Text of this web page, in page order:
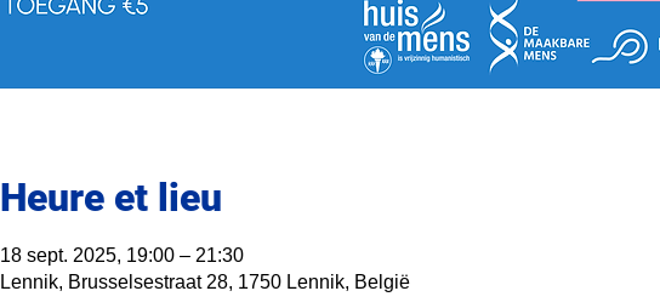
Heure et lieu
18 sept. 2025, 19:00 – 21:30
Lennik, Brusselsestraat 28, 1750 Lennik, België